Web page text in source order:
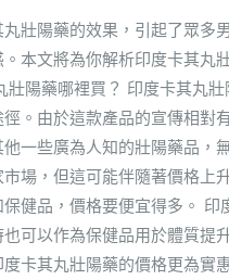
壯陽藥的效果，引起了眾多
本文將為你解析印度卡其丸
陽藥哪裡買？ 印度卡其丸
。由於這款產品的宣傳相對
一些廣為人知的壯陽藥品，
場，但這可能伴隨著價格上
健品，價格要便宜得多。
可以作為保健品用於體質提
卡其丸壯陽藥的價格更為實